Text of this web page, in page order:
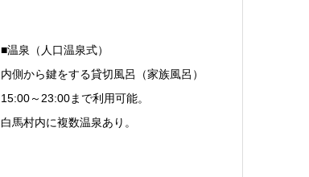
■温泉（人口温泉式）
内側から鍵をする貸切風呂（家族風呂）
15:00～23:00まで利用可能。
白馬村内に複数温泉あり。